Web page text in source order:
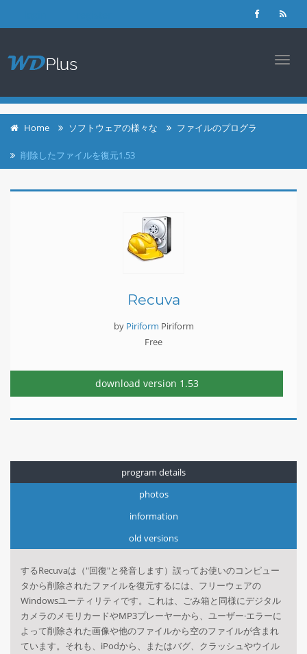
Home ソフトウェアの様々な ファイルのプログラ
削除したファイルを復元1.53
Recuva
by Piriform Piriform
Free
download version 1.53
program details
photos
information
old versions
するRecuvaは（"回復"と発音します） 誤ってお使いのコンピュー
タから削除されたファイルを復元するには、 フリーウェアの
Windowsユーティリティです。 これは、 ごみ箱と同様にデジタル
カメラのメモリ カードやMP3プレーヤーから 、ユーザー·エラーに
よって削除された画像や他のファイルから空のファイルが含まれ
ています。 それも、 iPodから またはバグ、 クラッシュやウイル